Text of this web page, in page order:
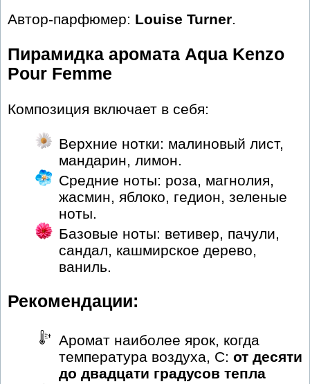
Автор-парфюмер: Louise Turner.
Пирамидка аромата Aqua Kenzo
Pour Femme
Композиция включает в себя:
Верхние нотки: малиновый лист,
мандарин, лимон.
Средние ноты: роза, магнолия,
жасмин, яблоко, гедион, зеленые
ноты.
Базовые ноты: ветивер, пачули,
сандал, кашмирское дерево,
ваниль.
Рекомендации:
Аромат наиболее ярок, когда
температура воздуха, С: от десяти
до двадцати градусов тепла